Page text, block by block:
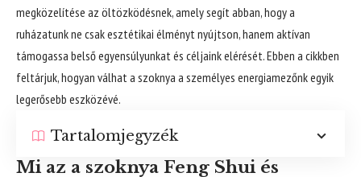
megközelítése az öltözködésnek, amely segít abban, hogy a
ruházatunk ne csak esztétikai élményt nyújtson, hanem aktívan
támogassa belső egyensúlyunkat és céljaink elérését. Ebben a cikkben
feltárjuk, hogyan válhat a szoknya a személyes energiamezőnk egyik
legerősebb eszközévé.
Tartalomjegyzék
Mi az a szoknya Feng Shui és